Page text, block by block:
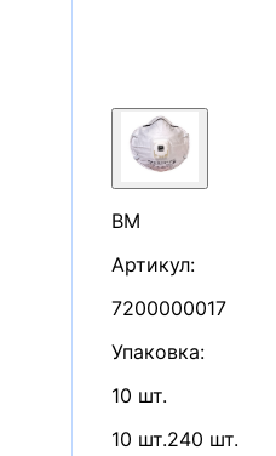
ВМ
Артикул:
7200000017
Упаковка:
10 шт.
10 шт.240 шт.